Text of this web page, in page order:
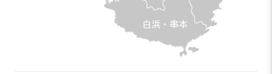
白浜・串本